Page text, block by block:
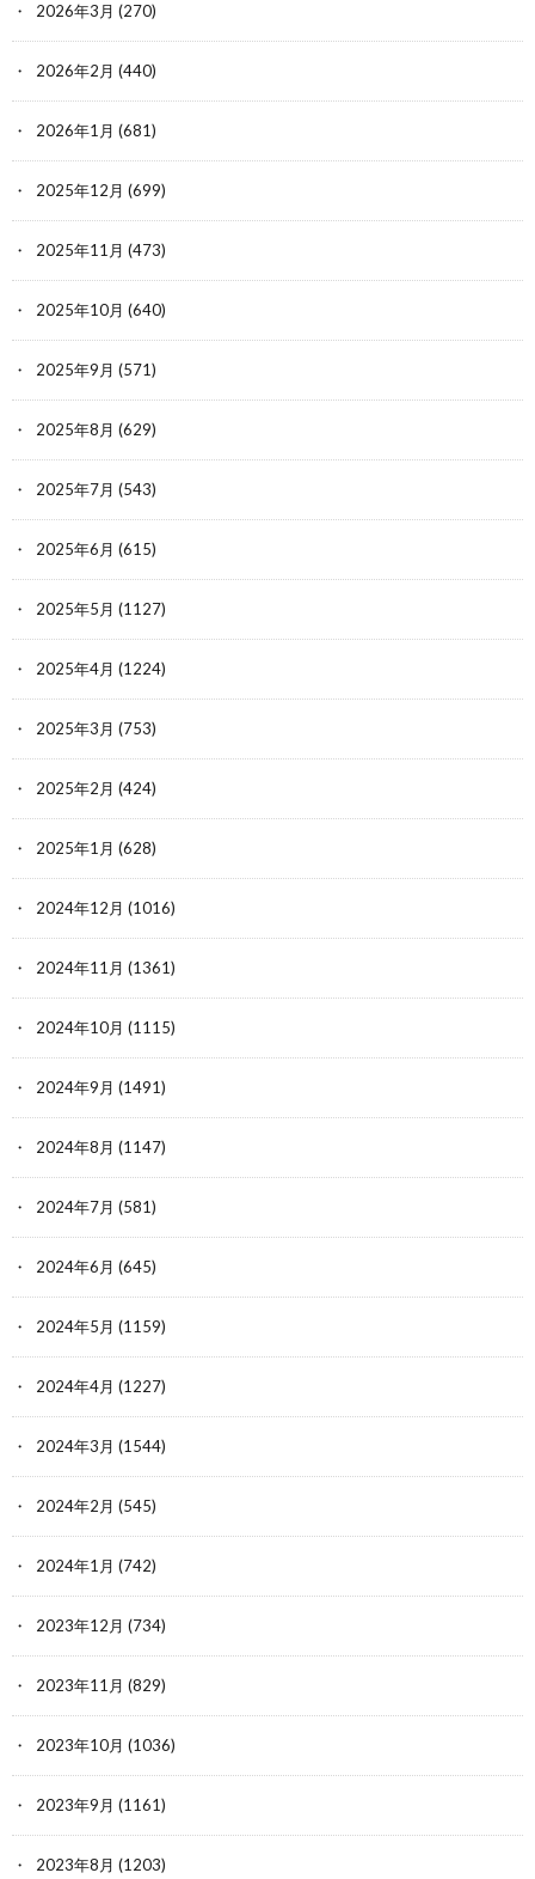
2026年3月 (270)
2026年2月 (440)
2026年1月 (681)
2025年12月 (699)
2025年11月 (473)
2025年10月 (640)
2025年9月 (571)
2025年8月 (629)
2025年7月 (543)
2025年6月 (615)
2025年5月 (1127)
2025年4月 (1224)
2025年3月 (753)
2025年2月 (424)
2025年1月 (628)
2024年12月 (1016)
2024年11月 (1361)
2024年10月 (1115)
2024年9月 (1491)
2024年8月 (1147)
2024年7月 (581)
2024年6月 (645)
2024年5月 (1159)
2024年4月 (1227)
2024年3月 (1544)
2024年2月 (545)
2024年1月 (742)
2023年12月 (734)
2023年11月 (829)
2023年10月 (1036)
2023年9月 (1161)
2023年8月 (1203)